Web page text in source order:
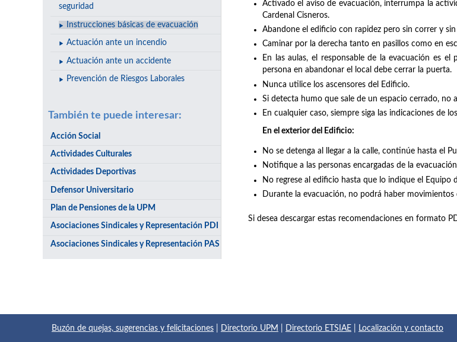
seguridad
Instrucciones básicas de evacuación
Actuación ante un incendio
Actuación ante un accidente
Prevención de Riesgos Laborales
También te puede interesar:
Acción Social
Actividades Culturales
Actividades Deportivas
Defensor Universitario
Plan de Pensiones de la UPM
Asociaciones Sindicales y Representación PDI
Asociaciones Sindicales y Representación PAS
Activado el aviso de evacuación, interrumpa la
Cardenal Cisneros.
Abandone el edificio con rapidez pero sin correr y
Caminar por la derecha tanto en pasillos como en
En las aulas, el responsable de la evacuación es
persona en abandonar el local debe cerrar la puerta.
Nunca utilice los ascensores del Edificio.
Si detecta humo que sale de un espacio cerrado, no
En cualquier caso, siempre siga las indicaciones de
En el exterior del Edificio:
No se detenga al llegar a la calle, continúe hasta el
Notifique a las personas encargadas de la
No regrese al edificio hasta que lo indique el Equipo
Durante la evacuación, no podrá haber movimientos
Si desea descargar estas recomendaciones en formato
Buzón de quejas, sugerencias y felicitaciones Directorio UPM Directorio ETSIAE Localización y contacto